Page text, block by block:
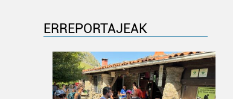
ERREPORTAJEAK